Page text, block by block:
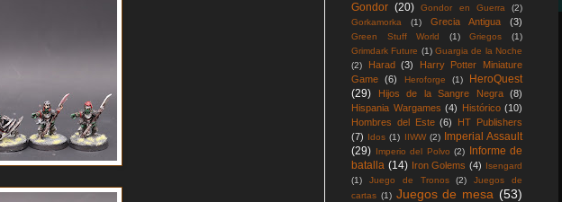
Gondor (20) Gondor en Guerra
(2)
Gorkamorka
(1) Grecia Antigua (3)
Green Stuff World (1) Griegos
(1)
Grimdark Future (1) Guargia de la Noche
(2)
Harad (3)
Harry Potter Miniature
Game
(6) Heroforge (1)
HeroQuest
(29)
Hijos de la Sangre Negra
(8)
Hispania Wargames (4) Histórico (10)
Hombres del Este (6)
HT Publishers
(7) Idos (1) IIWW (2)
Imperial Assault
(29) Imperio del Polvo (2)
Informe de
batalla (14) Iron Golems (4) Isengard
(1)
Juego de Tronos (2)
Juegos de
cartas (1) Juegos de mesa (53)